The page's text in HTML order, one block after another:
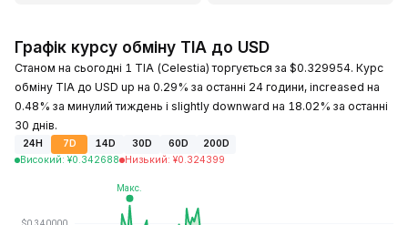
Графік курсу обміну TIA до USD
Станом на сьогодні 1 TIA (Celestia) торгується за $0.329954. Курс
обміну TIA до USD up на 0.29% за останні 24 години, increased на
0.48% за минулий тиждень і slightly downward на 18.02% за останні
30 днів.
24H 7D 14D 30D 60D
200D
Високий: ¥0.342688 Низький: ¥0.324399